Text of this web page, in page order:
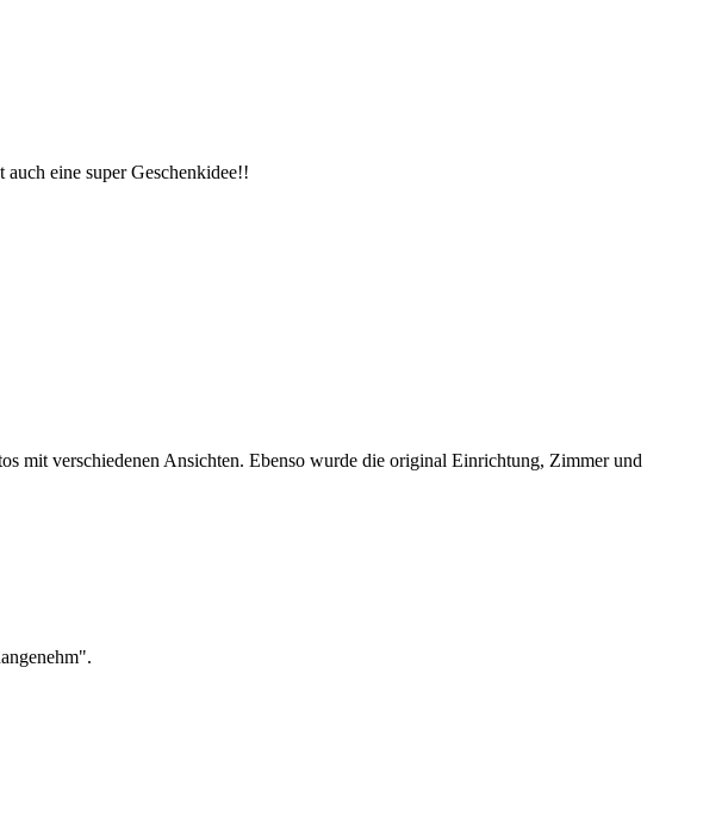
eine super Geschenkidee!!
mit verschiedenen Ansichten. Ebenso wurde die original Einrichtung, Zimmer und